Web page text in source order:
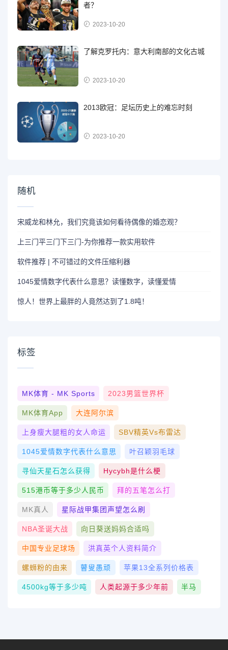
者？
2023-10-20
了解克罗托内：意大利南部的文化古城
2023-10-20
2013欧冠：足坛历史上的难忘时刻
2023-10-20
随机
宋威龙和林允，我们究竟该如何看待偶像的婚恋观？
上三门平三门下三门-为你推荐一款实用软件
软件推荐 | 不可错过的文件压缩利器
1045爱情数字代表什么意思？读懂数字，读懂爱情
惊人！世界上最胖的人竟然达到了1.8吨！
标签
MK体育 - MK Sports 2023男篮世界杯
MK体育App 大连阿尔滨
上身瘦大腿粗的女人命运 SBV精英vs布雷达
1045爱情数字代表什么意思 叶召颖羽毛球
寻仙天星石怎么获得 Hycybh是什么梗
515港币等于多少人民币 拜的五笔怎么打
MK真人 星际战甲集团声望怎么刷
NBA圣诞大战 向日葵送妈妈合适吗
中国专业足球场 洪真英个人资料简介
螺蛳粉的由来 瞽叟愚顽 苹果13全系列价格表
4500kg等于多少吨 人类起源于多少年前 半马